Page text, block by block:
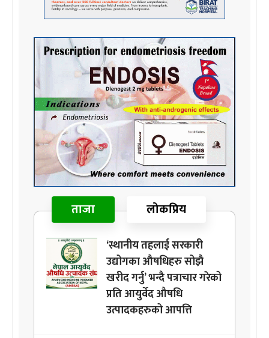
ताजा लोकप्रिय
‘स्थानीय तहलाई सरकारी
उद्योगका औषधिहरु सोझै
खरीद गर्नु’ भन्दै पत्राचार गरेको
प्रति आयुर्वेद औषधि
उत्पादकहरुको आपत्ति